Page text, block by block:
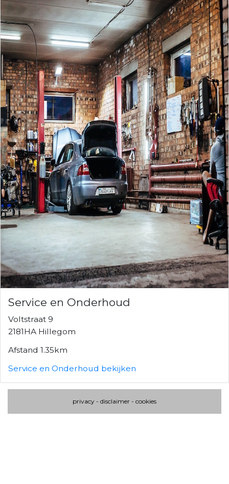
Service en Onderhoud
Voltstraat 9
2181HA Hillegom
Afstand 1.35km
Service en Onderhoud bekijken
privacy - disclaimer - cookies